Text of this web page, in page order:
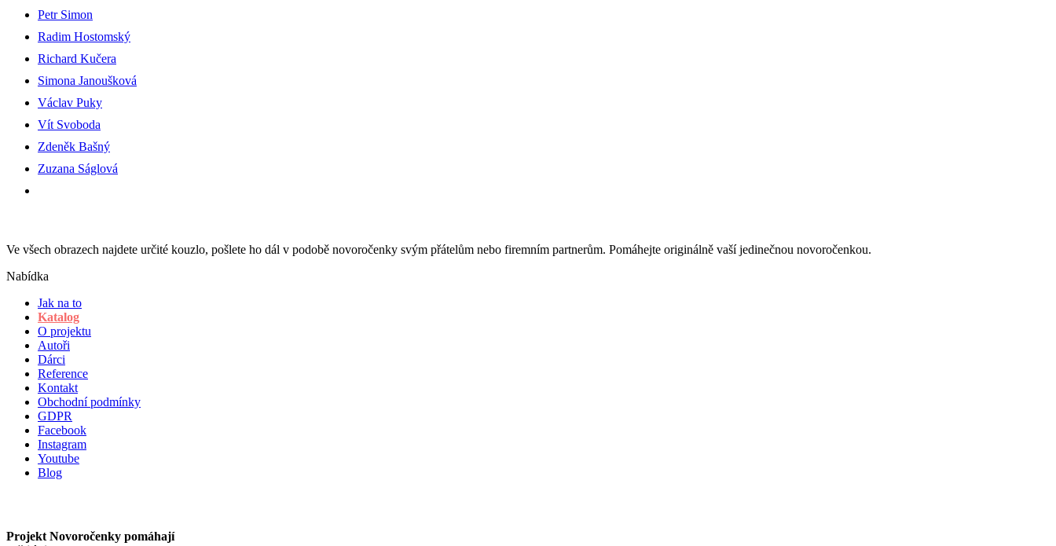
Petr Simon
Radim Hostomský
Richard Kučera
Simona Janoušková
Václav Puky
Vít Svoboda
Zdeněk Bašný
Zuzana Ságlová
Ve všech obrazech najdete určité kouzlo, pošlete ho dál v podobě novoročenky svým přátelům nebo firemním partnerům. Pomáhejte originálně vaší jedinečnou novoročenkou.
Nabídka
Jak na to
Katalog
O projektu
Autoři
Dárci
Reference
Kontakt
Obchodní podmínky
GDPR
Facebook
Instagram
Youtube
Blog
Projekt Novoročenky pomáhají